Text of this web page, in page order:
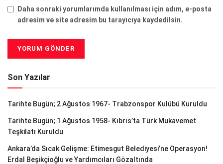
Daha sonraki yorumlarımda kullanılması için adım, e-posta
adresim ve site adresim bu tarayıcıya kaydedilsin.
Son Yazılar
Tarihte Bugün; 2 Ağustos 1967- Trabzonspor Kulübü Kuruldu
Tarihte Bugün; 1 Ağustos 1958- Kıbrıs’ta Türk Mukavemet
Teşkilatı Kuruldu
Ankara’da Sıcak Gelişme: Etimesgut Belediyesi’ne Operasyon!
Erdal Beşikçioğlu ve Yardımcıları Gözaltında